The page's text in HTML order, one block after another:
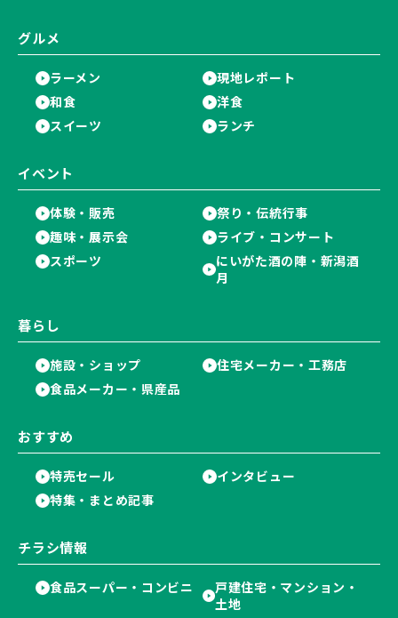
グルメ
ラーメン
現地レポート
和食
洋食
スイーツ
ランチ
イベント
体験・販売
祭り・伝統行事
趣味・展示会
ライブ・コンサート
スポーツ
にいがた酒の陣・新潟酒
月
暮らし
施設・ショップ
住宅メーカー・工務店
食品メーカー・県産品
おすすめ
特売セール
インタビュー
特集・まとめ記事
チラシ情報
食品スーパー・コンビニ
戸建住宅・マンション・
土地